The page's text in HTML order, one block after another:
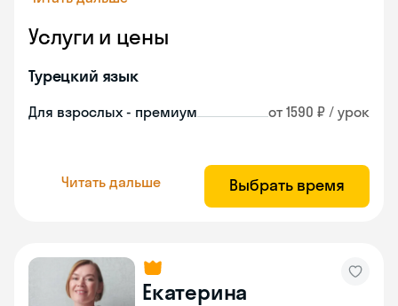
Услуги и цены
Турецкий язык
Для взрослых - премиум от 1590 ₽ / урок
Читать дальше Выбрать время
Екатерина